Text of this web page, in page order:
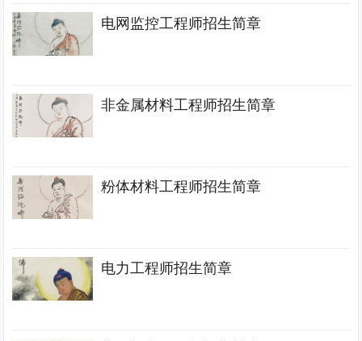
电网监控工程师招生简章
非金属材料工程师招生简章
粉体材料工程师招生简章
电力工程师招生简章